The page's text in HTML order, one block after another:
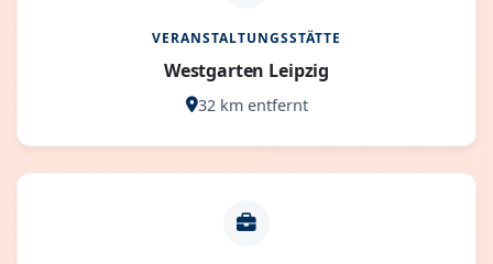
VERANSTALTUNGSSTÄTTE
Westgarten Leipzig
32 km entfernt